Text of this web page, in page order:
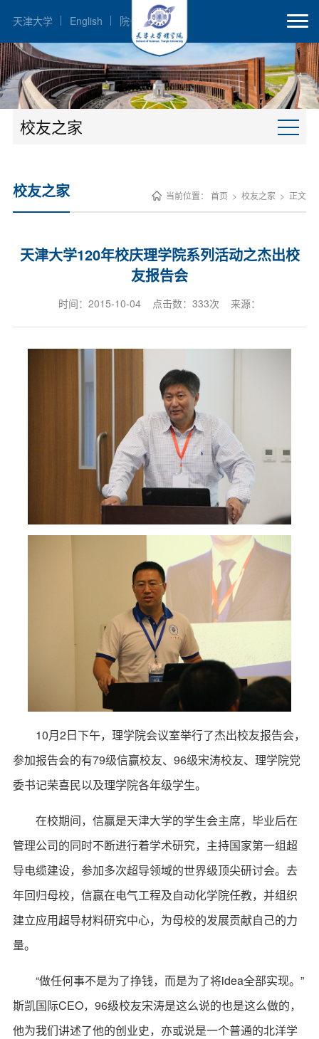
天津大学 English 院长邮箱
校友之家
当前位置：首页 >校友之家 > 正文
校友之家
天津大学120年校庆理学院系列活动之杰出校
友报告会
时间：2015-10-04 点击数： 333次 来源：
10月2日下午，理学院会议室举行了杰出校友报告会，
参加报告会的有79级信赢校友、96级宋涛校友、理学院党
委书记荣喜民以及理学院各年级学生。
在校期间，信赢是天津大学的学生会主席，毕业后在
管理公司的同时不断进行着学术研究，主持国家第一组超
导电缆建设，参加多次超导领域的世界级顶尖研讨会。去
年回归母校，信赢在电气工程及自动化学院任教，并组织
建立应用超导材料研究中心，为母校的发展贡献自己的力
量。
“做任何事不是为了挣钱，而是为了将idea全部实现。”
斯凯国际CEO，96级校友宋涛是这么说的也是这么做的，
他为我们讲述了他的创业史，亦或说是一个普通的北洋学